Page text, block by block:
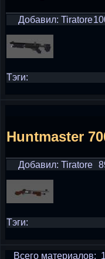
Добавил: Tiratore
Тэги:
Huntmaster
Добавил: Tiratore
Тэги:
Всего материалов: